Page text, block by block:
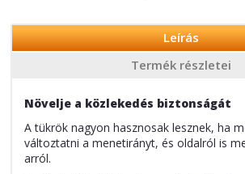
Leírás
Termék részletei
Növelje a közlekedés biztonságát
A tükrök nagyon hasznosak lesznek, ha
változtatni a menetirányt, és oldalról is
arról.